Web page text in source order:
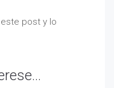
post y lo